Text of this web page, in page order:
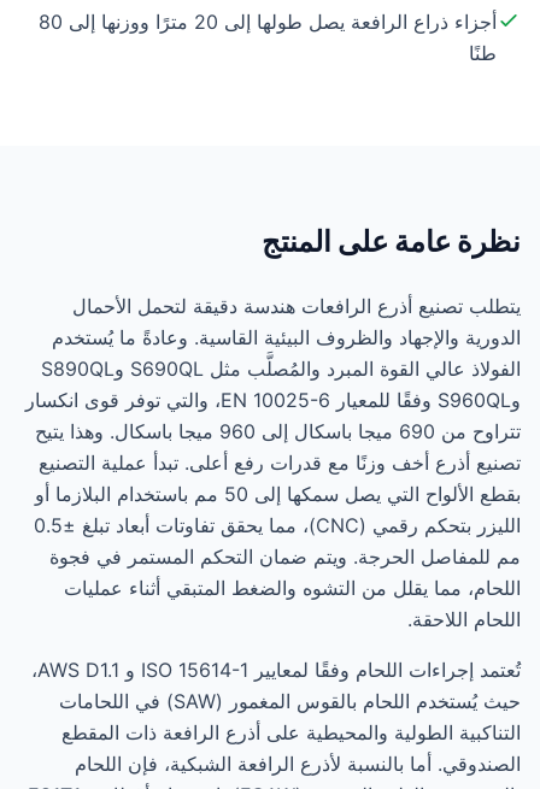
أجزاء ذراع الرافعة يصل طولها إلى 20 مترًا ووزنها إلى 80
طنًا
نظرة عامة على المنتج
يتطلب تصنيع أذرع الرافعات هندسة دقيقة لتحمل الأحمال
الدورية والإجهاد والظروف البيئية القاسية. وعادةً ما يُستخدم
الفولاذ عالي القوة المبرد والمُصلَّب مثل S690QL وS890QL
وS960QL وفقًا للمعيار EN 10025-6، والتي توفر قوى انكسار
تتراوح من 690 ميجا باسكال إلى 960 ميجا باسكال. وهذا يتيح
تصنيع أذرع أخف وزنًا مع قدرات رفع أعلى. تبدأ عملية التصنيع
بقطع الألواح التي يصل سمكها إلى 50 مم باستخدام البلازما أو
الليزر بتحكم رقمي (CNC)، مما يحقق تفاوتات أبعاد تبلغ ±0.5
مم للمفاصل الحرجة. ويتم ضمان التحكم المستمر في فجوة
اللحام، مما يقلل من التشوه والضغط المتبقي أثناء عمليات
اللحام اللاحقة.
تُعتمد إجراءات اللحام وفقًا لمعايير ISO 15614-1 و AWS D1.1،
حيث يُستخدم اللحام بالقوس المغمور (SAW) في اللحامات
التناكبية الطولية والمحيطية على أذرع الرافعة ذات المقطع
الصندوقي. أما بالنسبة لأذرع الرافعة الشبكية، فإن اللحام